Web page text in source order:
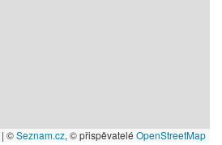
| ©Seznam.cz, © přispěvatelé OpenStreetMap